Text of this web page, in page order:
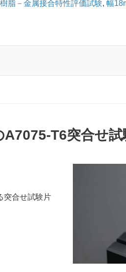
樹脂－金属接合特性評価試験, 幅
T6突合せ試
突合せ試験片